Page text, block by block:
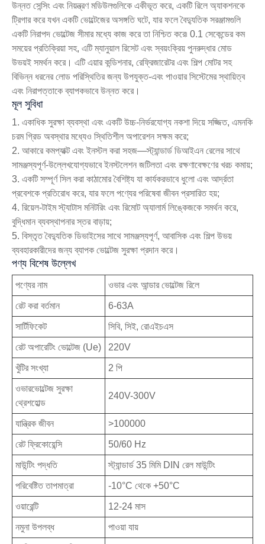
উন্নত সেন্সিং এবং নিয়ন্ত্রণ মডিউলগুলিকে একীভূত করে, একটি রিলে অ্যাকশনকে
ট্রিগার করে যখন একটি ভোল্টেজের অসঙ্গতি ঘটে, যার ফলে বৈদ্যুতিক সরঞ্জামগুলি
একটি নিরাপদ ভোল্টেজ সীমার মধ্যে কাজ করে তা নিশ্চিত করে৷ 0.1 সেকেন্ডের কম
সময়ের প্রতিক্রিয়া সহ, এটি ম্যানুয়াল রিসেট এবং স্বয়ংক্রিয় পুনরুদ্ধার মোড
উভয়ই সমর্থন করে। এটি এয়ার কন্ডিশনার, রেফ্রিজারেটর এবং শিল্প মোটর সহ
বিভিন্ন ধরনের লোড পরিস্থিতির জন্য উপযুক্ত-এবং পাওয়ার সিস্টেমের স্থায়িত্ব
এবং নিরাপত্তাকে ব্যাপকভাবে উন্নত করে।
মূল সুবিধা
1. একাধিক সুরক্ষা ব্যবস্থা এবং একটি উচ্চ-নির্ভরযোগ্য নকশা দিয়ে সজ্জিত, এমনকি
চরম গ্রিড অবস্থার মধ্যেও স্থিতিশীল অপারেশন সক্ষম করে;
2. আকারে কমপ্যাক্ট এবং ইনস্টল করা সহজ—স্ট্যান্ডার্ড ডিআইএন রেলের সাথে
সামঞ্জস্যপূর্ণ-উল্লেখযোগ্যভাবে ইনস্টলেশন জটিলতা এবং রক্ষণাবেক্ষণের খরচ কমায়;
3. একটি সম্পূর্ণ সিল করা কাঠামোর বৈশিষ্ট্য যা কার্যকরভাবে ধুলো এবং আর্দ্রতা
প্রবেশকে প্রতিরোধ করে, যার ফলে পণ্যের পরিষেবা জীবন প্রসারিত হয়;
4. রিয়েল-টাইম স্ট্যাটাস মনিটরিং এবং রিমোট অ্যালার্ম লিঙ্কেজকে সমর্থন করে,
বুদ্ধিমান ব্যবস্থাপনার স্তর বাড়ায়;
5. বিস্তৃত বৈদ্যুতিক ডিভাইসের সাথে সামঞ্জস্যপূর্ণ, আবাসিক এবং শিল্প উভয়
ব্যবহারকারীদের জন্য ব্যাপক ভোল্টেজ সুরক্ষা প্রদান করে।
পণ্য বিশেষ উল্লেখ
পণ্যের নাম ওভার এবং আন্ডার ভোল্টেজ রিলে
রেট করা বর্তমান 6-63A
সার্টিফিকেট সিবি, সিই, রোএইচএস
রেট অপারেটিং ভোল্টেজ (Ue) 220V
খুঁটির সংখ্যা 2 পি
ওভারভোল্টেজ সুরক্ষা
থ্রেশহোল্ড
240V-300V
যান্ত্রিক জীবন >100000
রেট ফ্রিকোয়েন্সি 50/60 Hz
মাউন্টিং পদ্ধতি স্ট্যান্ডার্ড 35 মিমি DIN রেল মাউন্টিং
পরিবেষ্টিত তাপমাত্রা -10°C থেকে +50°C
ওয়ারেন্টি 12-24 মাস
নমুনা উপলব্ধ পাওয়া যায়